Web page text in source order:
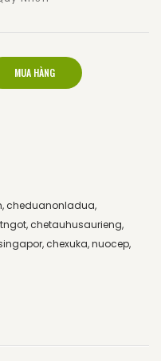
MUA HÀNG
, cheduanonladua,
, chetauhusaurieng,
, chexuka,nuocep,